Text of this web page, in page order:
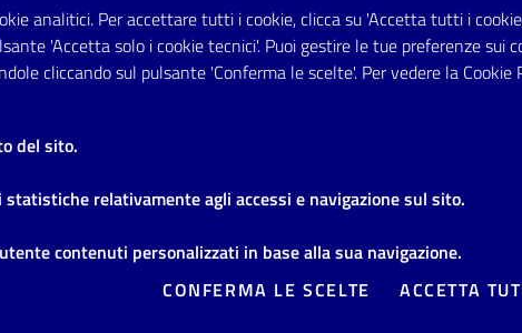
analitici. Per accettare tutti i cookie, clicca su 'Accetta tutti i
'Accetta solo i cookie tecnici'. Puoi gestire le tue preferenze
cliccando sul pulsante 'Conferma le scelte'. Per vedere la Cookie
del sito.
relativamente agli accessi e navigazione sul sito.
contenuti personalizzati in base alla sua navigazione.
CONFERMA LE SCELTE
ACCETTA
Telefono: 0832
Posta Elettronica
Note legali Richiesta di assistenza